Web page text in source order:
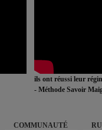
ils ont réussi leur
- Méthode Savoir
COMMUNAUTÉ